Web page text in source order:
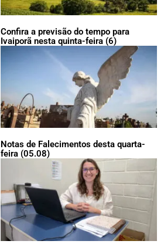
Confira a previsão do tempo para
Ivaiporã nesta quinta-feira (6)
Notas de Falecimentos desta quarta-
feira (05.08)